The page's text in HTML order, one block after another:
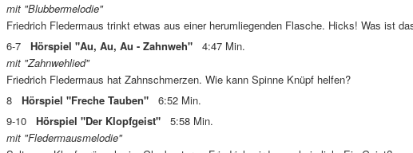
mit "Blubbermelodie"
Friedrich Fledermaus trinkt etwas aus einer herumliegenden Flasche. Hicks! Was ist
6-7 Hörspiel "Au, Au, Au - Zahnweh"
4:47 Min.
mit "Zahnwehlied"
Friedrich Fledermaus hat Zahnschmerzen. Wie kann Spinne Knüpf helfen?
8 Hörspiel "Freche Tauben"
6:52 Min.
9-10 Hörspiel "Der Klopfgeist"5:58 Min.
mit "Fledermausmelodie"